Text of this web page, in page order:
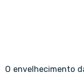
O envelhecimento